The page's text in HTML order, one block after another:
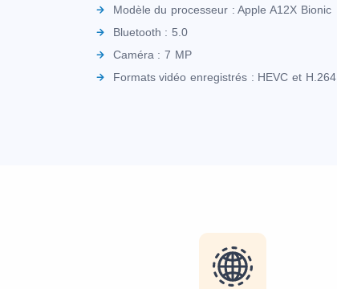
Modèle du processeur : Apple A12X Bionic
Bluetooth : 5.0
Caméra : 7 MP
Formats vidéo enregistrés : HEVC et H.264